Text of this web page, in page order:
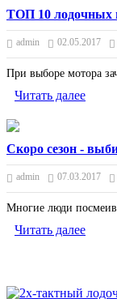
ТОП 10 лодочных
admin 02.05.2017
При выборе мотора
Читать далее
Скоро сезон -
admin 07.03.2017
Многие люди
Читать далее